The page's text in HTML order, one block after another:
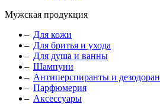
Мужская продукция
Для кожи
Для бритья и ухода
Для душа и ванны
Шампуни
Антиперспиранты и
Парфюмерия
Аксессуары